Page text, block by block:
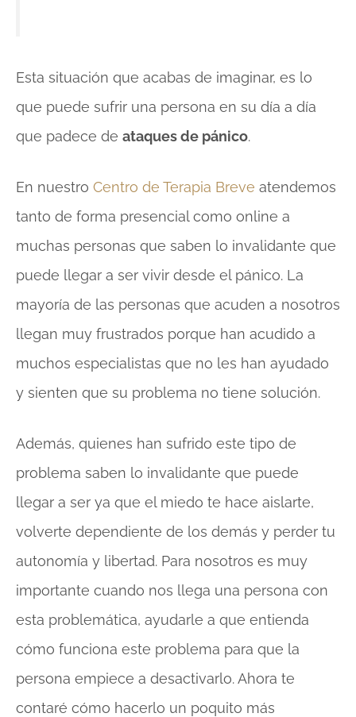
Esta situación que acabas de imaginar, es lo
que puede sufrir una persona en su día a día
que padece de ataques de pánico.
En nuestro Centro de Terapia Breve atendemos
tanto de forma presencial como online a
muchas personas que saben lo invalidante que
puede llegar a ser vivir desde el pánico. La
mayoría de las personas que acuden a nosotros
llegan muy frustrados porque han acudido a
muchos especialistas que no les han ayudado
y sienten que su problema no tiene solución.
Además, quienes han sufrido este tipo de
problema saben lo invalidante que puede
llegar a ser ya que el miedo te hace aislarte,
volverte dependiente de los demás y perder tu
autonomía y libertad. Para nosotros es muy
importante cuando nos llega una persona con
esta problemática, ayudarle a que entienda
cómo funciona este problema para que la
persona empiece a desactivarlo. Ahora te
contaré cómo hacerlo un poquito más